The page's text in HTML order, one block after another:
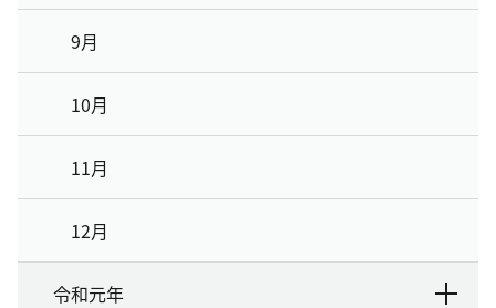
9月
10月
11月
12月
令和元年